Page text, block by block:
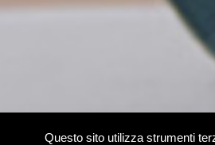
Questo sito utilizza strumenti